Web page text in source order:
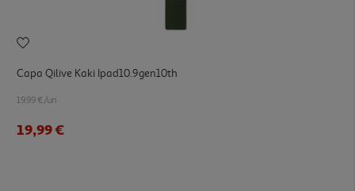
Capa Qilive Kaki Ipad10.9gen10th
19.99 €/un
19,99 €